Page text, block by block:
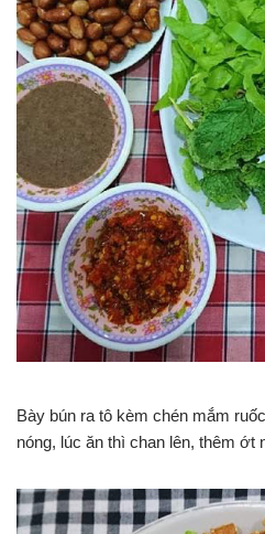
Bày bún ra tô kèm chén mắm
nóng, lúc ăn thì chan lên, thêm ớt